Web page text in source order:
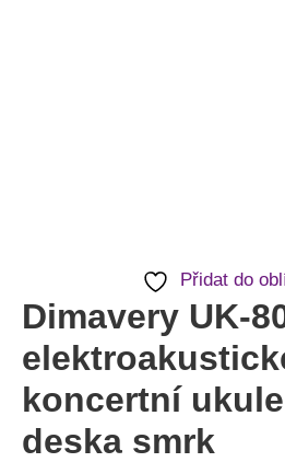
Přidat do
Dimavery UK-
koncertní
deska smrk